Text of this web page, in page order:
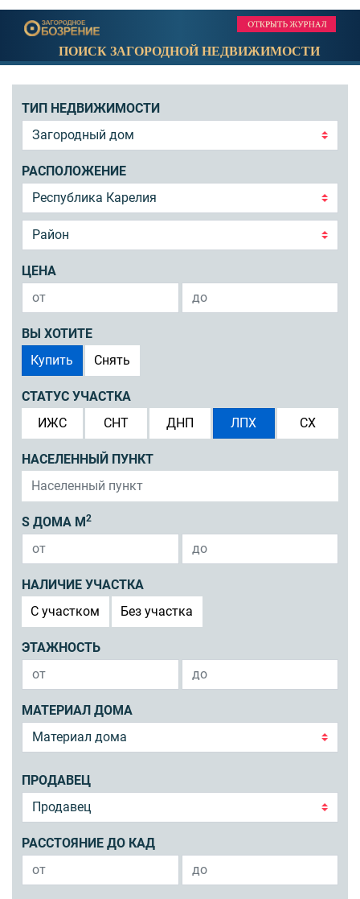
ПОИСК ЗАГОРОДНОЙ НЕДВИЖИМОСТИ
ТИП НЕДВИЖИМОСТИ
РАСПОЛОЖЕНИЕ
ЦЕНА
ВЫ ХОТИТЕ
Купить
Снять
СТАТУС УЧАСТКА
ИЖС
СНТ ДНП ЛПХ СХ
НАСЕЛЕННЫЙ ПУНКТ
S ДОМА М 2
НАЛИЧИЕ УЧАСТКА
C участком
Без участка
ЭТАЖНОСТЬ
МАТЕРИАЛ ДОМА
ПРОДАВЕЦ
РАССТОЯНИЕ ДО КАД